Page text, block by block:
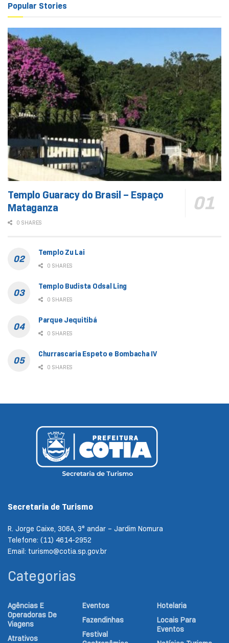
Popular Stories
Templo Guaracy do Brasil – Espaço
Mataganza
0 SHARES
Templo Zu Lai
0 SHARES
Templo Budista Odsal Ling
0 SHARES
Parque Jequitibá
0 SHARES
Churrascaria Espeto e Bombacha IV
0 SHARES
Secretaria de Turismo
R. Jorge Caixe, 306A, 3° andar – Jardim Nomura
Telefone: (11) 4614-2952
Email: turismo@cotia.sp.gov.br
Categorias
Agências E
Operadoras De
Viagens
Atrativos
Eventos
Fazendinhas
Festival
Hotelaria
Locais Para
Eventos